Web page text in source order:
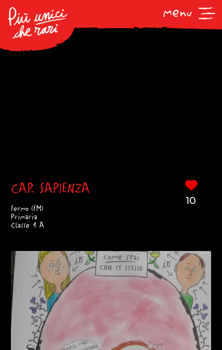
CAP. SAPIENZA
Fermo (FM)
Primaria
Classe 4 A
10